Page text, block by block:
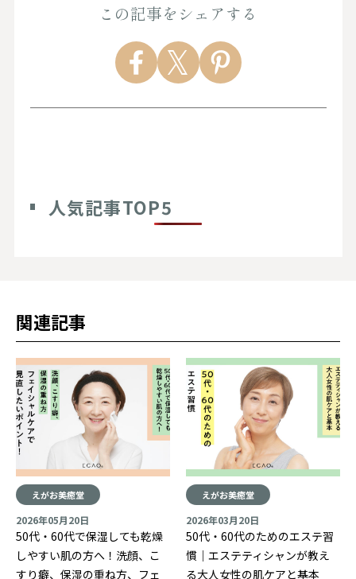
この記事をシェアする
人気記事TOP5
関連記事
えがお美癒堂
2026年05月20日
50代・60代で保湿しても乾燥
しやすい肌の方へ！洗顔、こ
すり癖、保湿の重ね方、フェ
えがお美癒堂
2026年03月20日
50代・60代のためのエステ習
慣｜エステティシャンが教え
る大人女性の肌ケアと基本